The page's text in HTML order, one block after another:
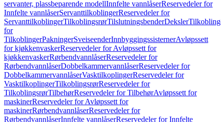
servanter, plassbeparende modellInnfelte vannlåserReservedeler for
Innfelte vannlåserServanttilkoblingerReservedeler for
ServanttilkoblingerTilkoblingsrørTilslutningsbenderDeksler
for
TilkoblingerPakningerSveiseenderInnbyggingssisternerAvløpssett
for kjøkkenvaskerReservedeler for Avløpssett for
kjøkkenvaskerRørbendvannlåserReservedeler for
RørbendvannlåserDobbelkammervannlåserReservedeler for
DobbelkammervannlåserVasktilkoplingerReservedeler for
VasktilkoplingerTilkoblingsrørReservedeler for
TilkoblingsrørTilbehørReservedeler for TilbehørAvløpssett for
maskinerReservedeler for Avløpssett for
maskinerRørbendvannlåserReservedeler for
RørbendvannlåserInnfelte vannlåserReservedeler for Innfelte